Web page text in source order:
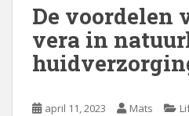
De voordelen
vera in
april 11, 2023 Mats